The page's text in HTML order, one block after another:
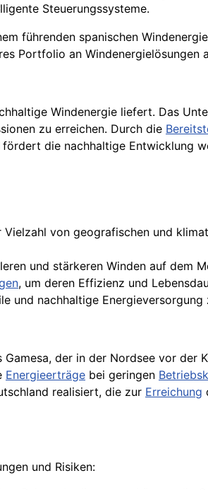
Steuerungssysteme.
führenden spanischen
Portfolio an Windenergielösungen
Windenergie liefert. Das
zu erreichen. Durch die
fördert die nachhaltige Entwicklung
Vielzahl von geografischen und
und stärkeren Winden auf dem
, um deren Effizienz und
und nachhaltige Energieversorgung
der in der Nordsee vor der
Energieerträge bei geringen
realisiert, die zur Erreichung
und Risiken: